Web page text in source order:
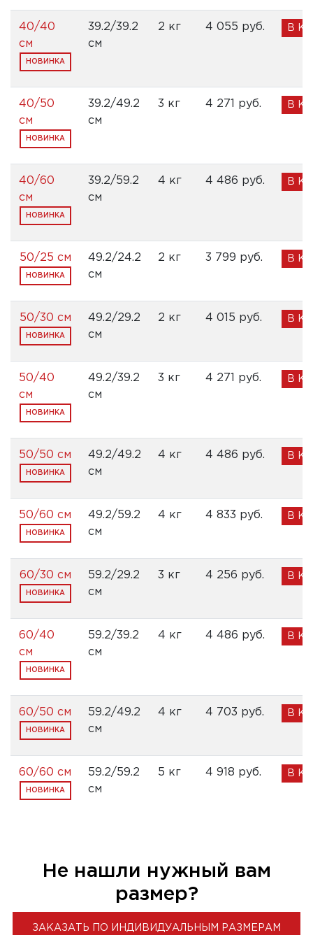
40/40
см
НОВИНКА
39.2/39.2
см
2 кг 4 055 pуб. В
40/50
см
НОВИНКА
39.2/49.2
см
3 кг 4 271 pуб. В
40/60
см
НОВИНКА
39.2/59.2
см
4 кг 4 486 pуб. В
50/25 см
НОВИНКА
49.2/24.2
см
2 кг 3 799 pуб. В
50/30 см
НОВИНКА
49.2/29.2
см
2 кг 4 015 pуб. В
50/40
см
НОВИНКА
49.2/39.2
см
3 кг 4 271 pуб. В
50/50 см
НОВИНКА
49.2/49.2
см
4 кг 4 486 pуб. В
50/60 см
НОВИНКА
49.2/59.2
см
4 кг 4 833 pуб. В
60/30 см
НОВИНКА
59.2/29.2
см
3 кг 4 256 pуб. В
60/40
см
НОВИНКА
59.2/39.2
см
4 кг 4 486 pуб. В
60/50 см
НОВИНКА
59.2/49.2
см
4 кг 4 703 pуб. В
60/60 см
НОВИНКА
59.2/59.2
см
5 кг 4 918 pуб. В
Не нашли нужный вам
размер?
ЗАКАЗАТЬ ПО ИНДИВИДУАЛЬНЫМ РАЗМЕРАМ